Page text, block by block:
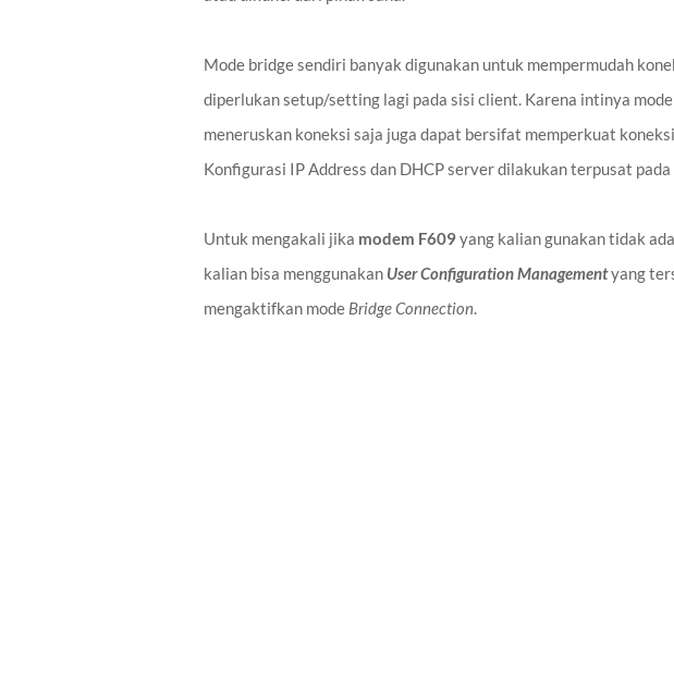
Mode bridge sendiri banyak digunakan untuk mempermudah
diperlukan setup/setting lagi pada sisi client. Karena intinya
meneruskan koneksi saja juga dapat bersifat memperkuat
Konfigurasi IP Address dan DHCP server dilakukan terpusat
Untuk mengakali jika modem F609yang kalian gunakan tidak
kalian bisa menggunakan User Configuration Managementyang
mengaktifkan mode Bridge Connection.